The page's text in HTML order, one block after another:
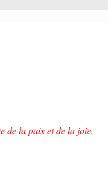
de la paix et de la joie.